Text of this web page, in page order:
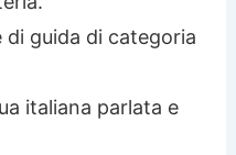
di guida di categoria
italiana parlata e